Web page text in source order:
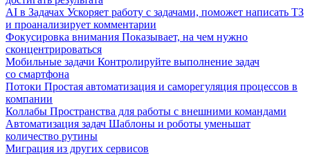
AI в Задачах Ускоряет работу с задачами, поможет написать ТЗ
и проанализирует комментарии
Фокусировка внимания Показывает, на чем нужно
сконцентрироваться
Мобильные задачи Контролируйте выполнение задач
со смартфона
Потоки Простая автоматизация и саморегуляция процессов в
компании
Коллабы Пространства для работы с внешними командами
Автоматизация задач Шаблоны и роботы уменьшат
количество рутины
Миграция из других сервисов